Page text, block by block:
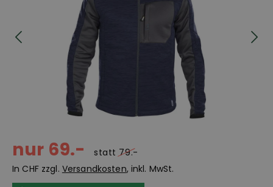
nur 69.- statt 79.-
In CHF zzgl. Versandkosten, inkl. MwSt.